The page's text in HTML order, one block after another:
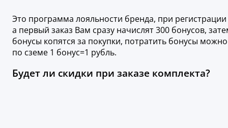
Это программа лояльности бренда, при регистрации
а первый заказ Вам сразу начислят 300 бонусов,
бонусы копятся за покупки, потратить бонусы можно
по сземе 1 бонус=1 рубль.
Будет ли скидки при заказе комплекта?